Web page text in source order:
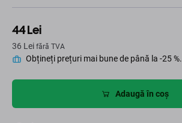
44 Lei
36 Lei fără TVA
Obțineți prețuri mai bune de până la -25 %.
Adaugă în coș